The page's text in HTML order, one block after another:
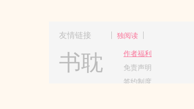
友情链接 独阅读
书耽
作者福利
免责声明
签约制度